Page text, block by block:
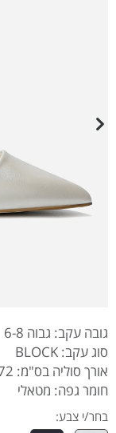
גובה עקב: גבוה 6-8
סוג עקב: BLOCK
אורך סוליה בס"מ: 27.72
חומר גפה: מטאלי
בחר/י צבע: